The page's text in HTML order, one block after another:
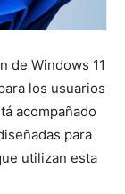
de Windows 11
los usuarios
acompañado
para
utilizan esta